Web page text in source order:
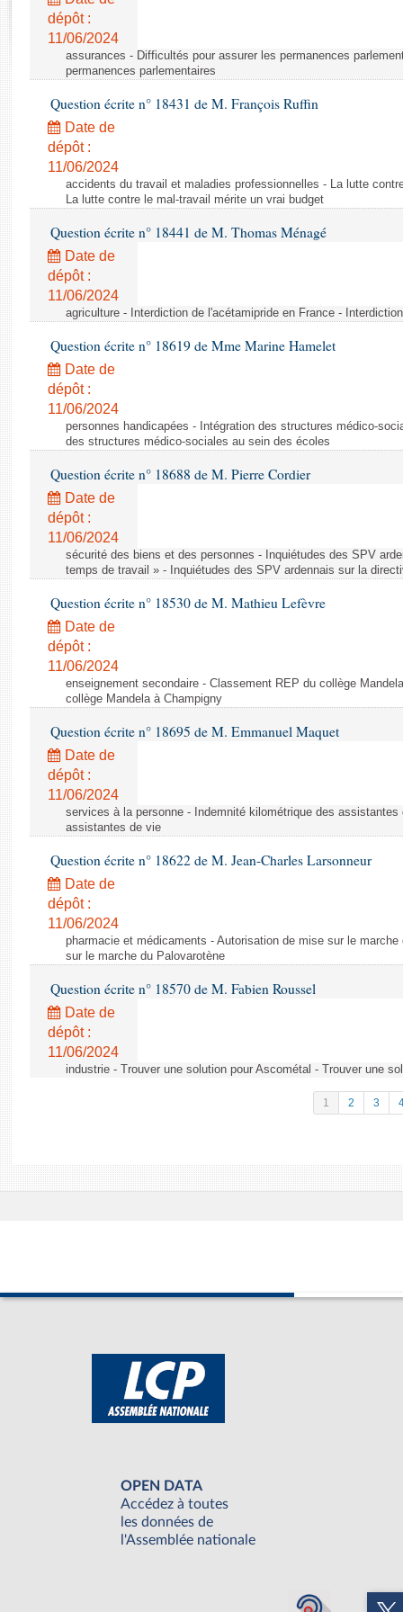
Rapports d'enquête
Rapports législatifs
Baromètre de l’application des lois
Dossiers législatifs
Budget et sécurité sociale
Questions écrites et orales
Comptes rendus des débats
dépôt :
11/06/2024
assurances - Difficultés pour assurer les permanences
permanences parlementaires
Question écrite n° 18431 de M. François Ruffin
Date de
dépôt :
11/06/2024
accidents du travail et maladies professionnelles - La lutte
La lutte contre le mal-travail mérite un vrai budget
Question écrite n° 18441 de M. Thomas Ménagé
Date de
dépôt :
11/06/2024
agriculture - Interdiction de l'acétamipride en France -
Question écrite n° 18619 de Mme Marine Hamelet
Date de
dépôt :
11/06/2024
personnes handicapées - Intégration des structures médico-
des structures médico-sociales au sein des écoles
Question écrite n° 18688 de M. Pierre Cordier
Date de
dépôt :
11/06/2024
sécurité des biens et des personnes - Inquiétudes des SPV
temps de travail » - Inquiétudes des SPV ardennais sur la
Question écrite n° 18530 de M. Mathieu Lefèvre
Date de
dépôt :
11/06/2024
enseignement secondaire - Classement REP du collège
collège Mandela à Champigny
Question écrite n° 18695 de M. Emmanuel Maquet
Date de
dépôt :
11/06/2024
services à la personne - Indemnité kilométrique des
assistantes de vie
Question écrite n° 18622 de M. Jean-Charles Larsonneur
Date de
dépôt :
11/06/2024
pharmacie et médicaments - Autorisation de mise sur le
sur le marche du Palovarotène
Question écrite n° 18570 de M. Fabien Roussel
Date de
dépôt :
11/06/2024
industrie - Trouver une solution pour Ascométal - Trouver une
1 2 3
OPEN DATA
Accédez à toutes
les données de
l'Assemblée nationale